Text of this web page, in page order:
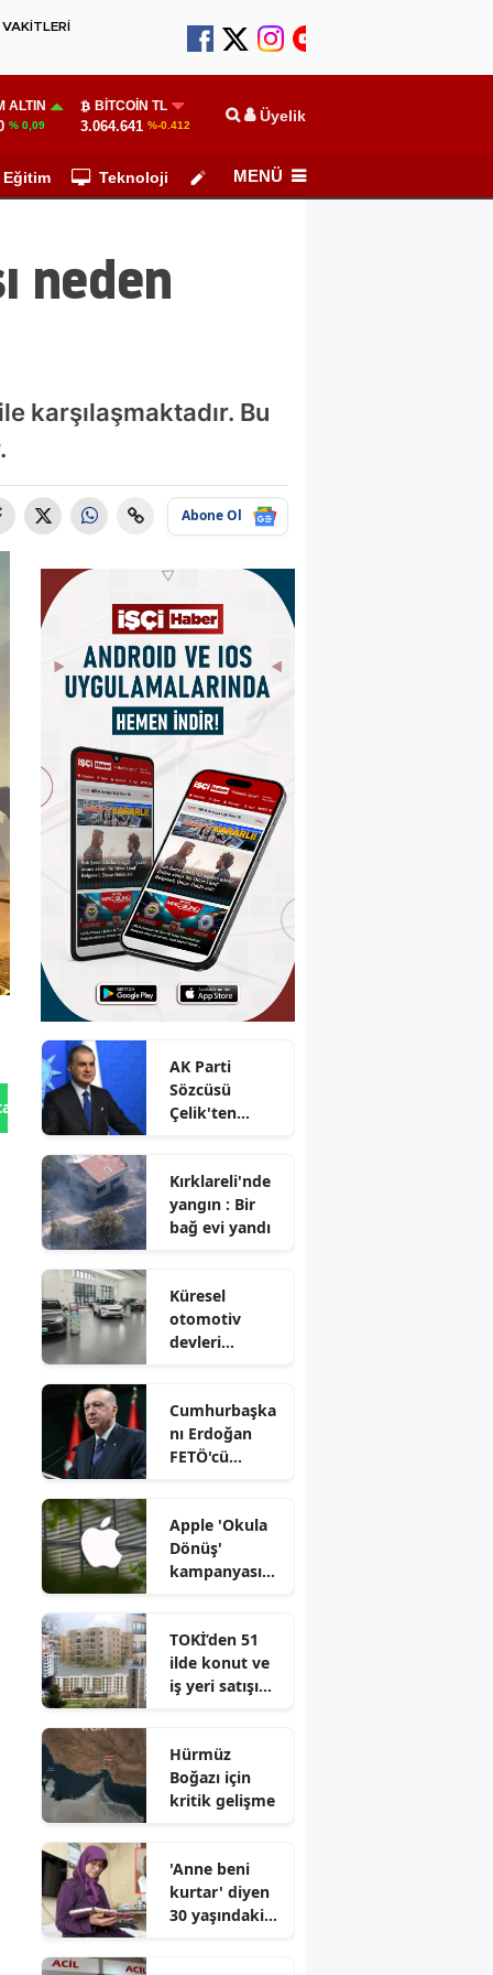
ALTIN
% 0,09
BITCOIN TL
3.064.641 %-0.412 Üyelik
Eğitim Teknoloji Köşe Yazarları
MENÜ
neden
karşılaşmaktadır. Bu
Abone Ol
Gönder
AK Parti
Sözcüsü
Çelik'ten
kritik
açıklama
Kırklareli'nde
yangın : Bir
bağ evi yandı
Küresel
otomotiv
devleri
10'da 3 marka
yer aldı
Cumhurbaşka
nı Erdoğan
FETÖ'cü
Apple 'Okula
Dönüş'
kampanyası
Öğrenci
indirimi
avantajlı mı?
TOKİ’den 51
ilde konut ve
iş yeri satışı
başlatıldı mı?
Hürmüz
Boğazı için
kritik gelişme
'Anne beni
kurtar' diyen
30 yaşındaki